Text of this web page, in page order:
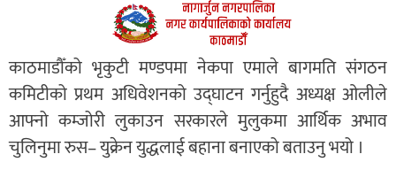
काठमाडौँको भृकुटी मण्डपमा नेकपा एमाले बागमति संगठन
कमिटीको प्रथम अधिवेशनको उद्घाटन गर्नुहुदै अध्यक्ष ओलीले
आफ्नो कम्जोरी लुकाउन सरकारले मुलुकमा आर्थिक अभाव
चुलिनुमा रुस– युक्रेन युद्धलाई बहाना बनाएको बताउनु भयो ।